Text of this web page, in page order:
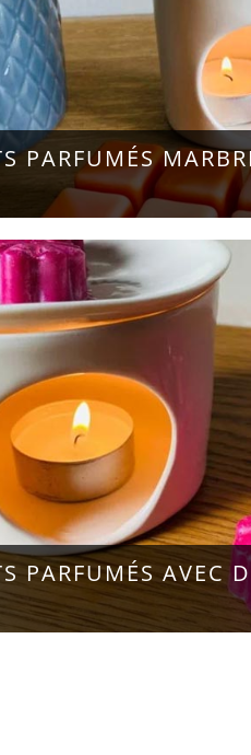
PARFUMÉS
PARFUMÉS AVEC